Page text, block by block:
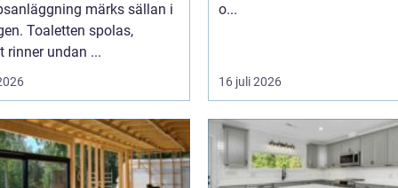
märks sällan i
Toaletten spolas,
rinner undan ...
o...
16 juli 2026